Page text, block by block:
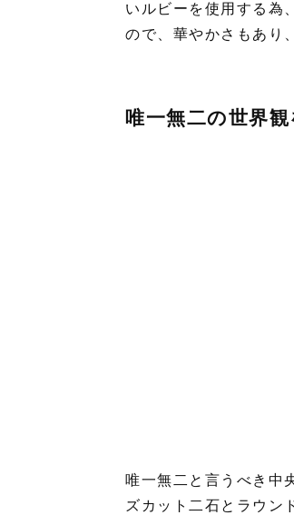
いルビーを使用する為
ので、華やかさもあり
唯一無二の世界
唯一無二と言うべき中
ズカット二石とラウン